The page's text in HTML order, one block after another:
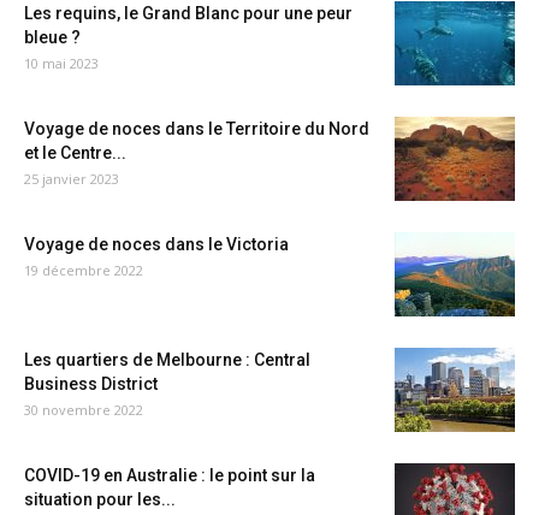
Les requins, le Grand Blanc pour une peur
bleue ?
10 mai 2023
Voyage de noces dans le Territoire du Nord
et le Centre...
25 janvier 2023
Voyage de noces dans le Victoria
19 décembre 2022
Les quartiers de Melbourne : Central
Business District
30 novembre 2022
COVID-19 en Australie : le point sur la
situation pour les...